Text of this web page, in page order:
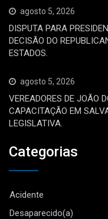
agosto 5, 2026
DISPUTA PARA
DECISÃO DO
ESTADOS.
agosto 5, 2026
VEREADORES DE JOÃO
CAPACITAÇÃO EM
LEGISLATIVA.
Categorias
Acidente
Desaparecido(a)